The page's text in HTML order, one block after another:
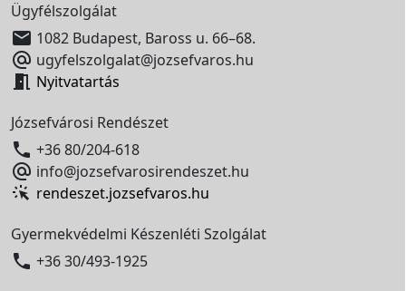
Ügyfélszolgálat
 1082 Budapest, Baross u. 66–68.
 ugyfelszolgalat@jozsefvaros.hu
 Nyitvatartás
Józsefvárosi Rendészet
 +36 80/204-618
 info@jozsefvarosirendeszet.hu
rendeszet.jozsefvaros.hu
Gyermekvédelmi Készenléti Szolgálat
 +36 30/493-1925